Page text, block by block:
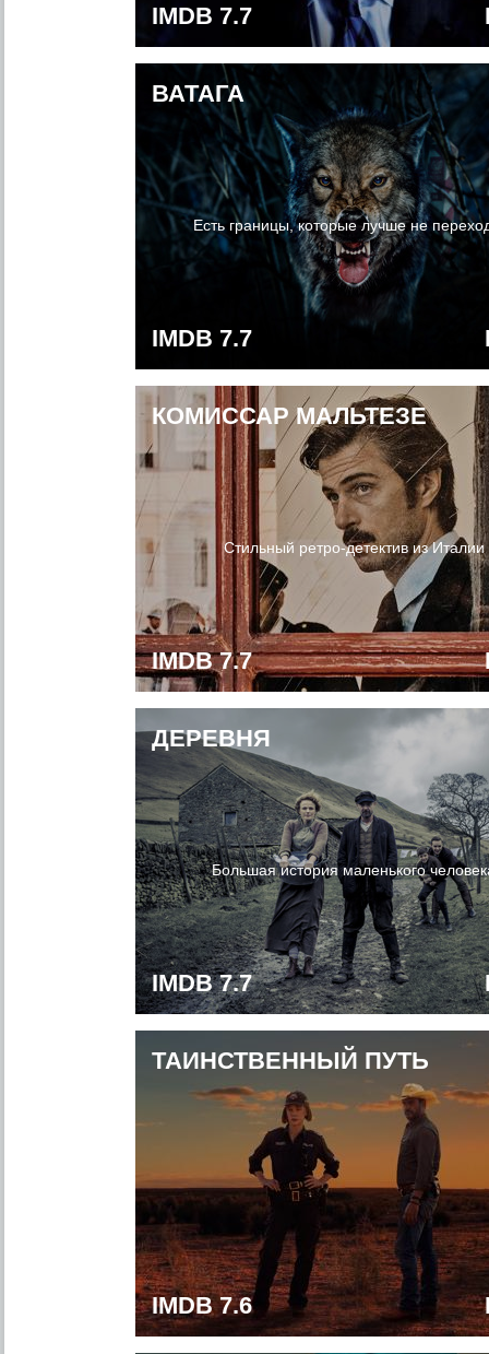
IMDB 7.7
ВАТАГА
Есть границы, которые лучше не
IMDB 7.7
КОМИССАР МАЛЬТЕЗЕ
Стильный ретро-детектив из Италии
IMDB 7.7
ДЕРЕВНЯ
Большая история маленького
IMDB 7.7
ТАИНСТВЕННЫЙ ПУТЬ
IMDB 7.6